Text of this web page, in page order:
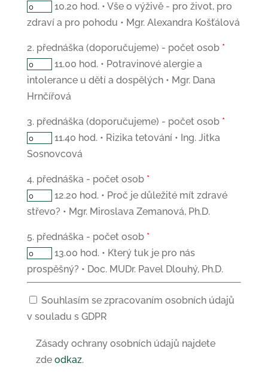
10.20 hod. • Vše o výživě - pro život, pro
zdraví a pro pohodu • Mgr. Alexandra Košťálová
2. přednáška (doporučujeme) - počet osob *
11.00 hod. • Potravinové alergie a
intolerance u dětí a dospělých • Mgr. Dana
Hrnčířová
3. přednáška (doporučujeme) - počet osob *
11.40 hod. • Rizika tetování • Ing. Jitka
Sosnovcová
4. přednáška - počet osob *
12.20 hod. • Proč je důležité mít zdravé
střevo? • Mgr. Miroslava Zemanová, Ph.D.
5. přednáška - počet osob *
13.00 hod. • Který tuk je pro nás
prospěšný? • Doc. MUDr. Pavel Dlouhý, Ph.D.
Souhlas
osobní
Souhlasím se zpracovaním osobních údajů
v souladu s GDPR
Zásady ochrany osobních údajů najdete
zde odkaz.